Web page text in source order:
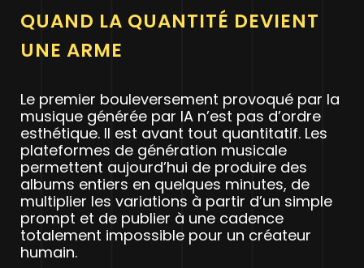
QUAND LA QUANTITÉ DEVIENT
UNE ARME
Le premier bouleversement provoqué par la
musique générée par IA n’est pas d’ordre
esthétique. Il est avant tout quantitatif. Les
plateformes de génération musicale
permettent aujourd’hui de produire des
albums entiers en quelques minutes, de
multiplier les variations à partir d’un simple
prompt et de publier à une cadence
totalement impossible pour un créateur
humain.